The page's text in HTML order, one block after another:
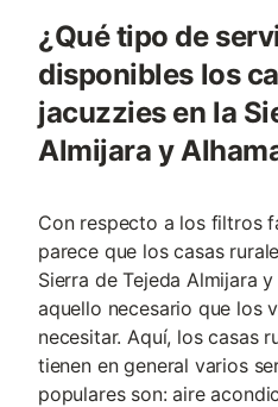
¿Qué tipo de
disponibles los
jacuzzies en la
Almijara y
Con respecto a los filtros
parece que los casas
Sierra de Tejeda Almijara
aquello necesario que los
necesitar. Aquí, los casas
tienen en general varios
populares son: aire